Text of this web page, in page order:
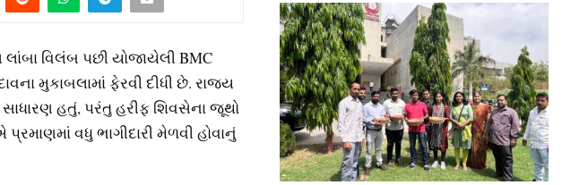
લાંબા વિલંબ પછી યોજાયેલી BMC
મુકાબલામાં ફેરવી દીધી છે. રાજ્ય
હતું, પરંતુ હરીફ શિવસેના જૂથો
વધુ ભાગીદારી મેળવી હોવાનું